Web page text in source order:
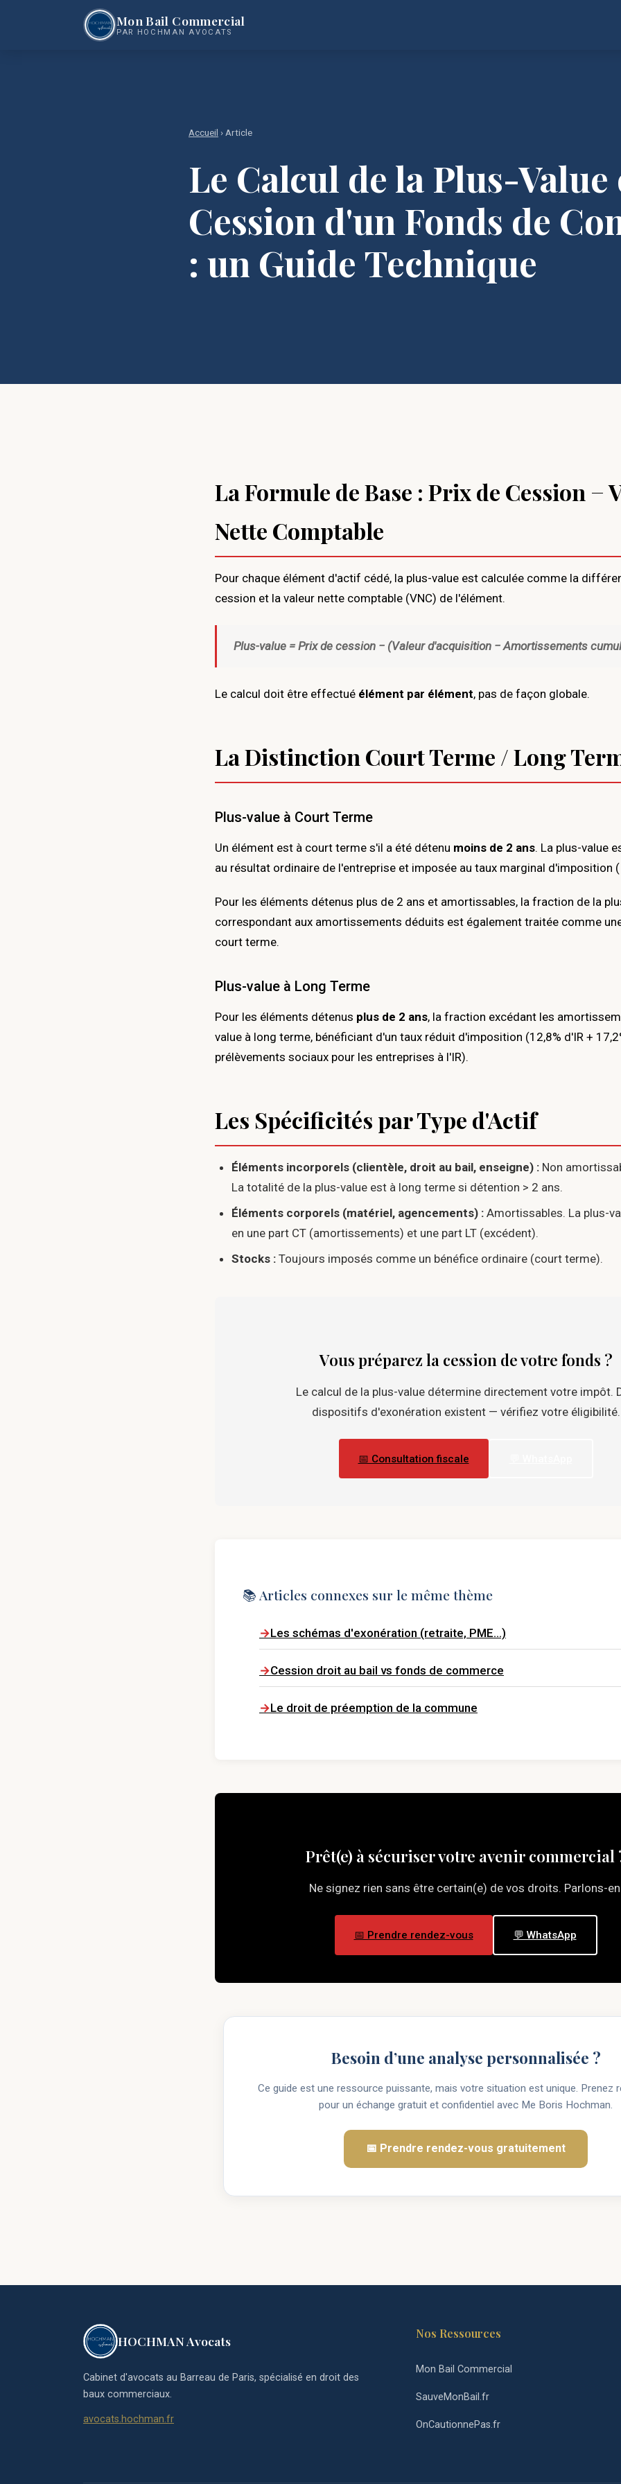
Mon Bail Commercial
PAR HOCHMAN AVOCATS
Accueil › Article
Le Calcul de la Plus-Value
Cession d'un Fonds de
: un Guide Technique
La Formule de Base : Prix de Cession −
Nette Comptable
Pour chaque élément d'actif cédé, la plus-value est calculée comme la
cession et la valeur nette comptable (VNC) de l'élément.
Plus-value = Prix de cession − (Valeur d'acquisition − Amortissements
Le calcul doit être effectué élément par élément, pas de façon globale.
La Distinction Court Terme / Long
Plus-value à Court Terme
Un élément est à court terme s'il a été détenu moins de 2 ans. La plus-value
au résultat ordinaire de l'entreprise et imposée au taux marginal d'imposition
Pour les éléments détenus plus de 2 ans et amortissables, la fraction de la
correspondant aux amortissements déduits est également traitée comme
court terme.
Plus-value à Long Terme
Pour les éléments détenus plus de 2 ans, la fraction excédant les
value à long terme, bénéficiant d'un taux réduit d'imposition (12,8% d'IR +
prélèvements sociaux pour les entreprises à l'IR).
Les Spécificités par Type d'Actif
Éléments incorporels (clientèle, droit au bail, enseigne) : Non
La totalité de la plus-value est à long terme si détention > 2 ans.
Éléments corporels (matériel, agencements) : Amortissables. La plus-
en une part CT (amortissements) et une part LT (excédent).
Stocks : Toujours imposés comme un bénéfice ordinaire (court terme).
Vous préparez la cession de votre fonds ?
Le calcul de la plus-value détermine directement votre impôt.
dispositifs d'exonération existent — vérifiez votre éligibilité.
📅 Consultation fiscale
📚 Articles connexes sur le même thème
Les schémas d'exonération (retraite, PME...)
Cession droit au bail vs fonds de commerce
Le droit de préemption de la commune
Prêt(e) à sécuriser votre avenir commercial
Ne signez rien sans être certain(e) de vos droits. Parlons-
📅 Prendre rendez-vous 💬 WhatsApp
Besoin d’une analyse personnalisée ?
Ce guide est une ressource puissante, mais votre situation est unique. Prenez
pour un échange gratuit et confidentiel avec Me Boris Hochman.
📅 Prendre rendez-vous gratuitement
HOCHMAN Avocats
Cabinet d'avocats au Barreau de Paris, spécialisé en droit des
baux commerciaux.
avocats.hochman.fr
Nos Ressources
Mon Bail Commercial
SauveMonBail.fr
OnCautionnePas.fr